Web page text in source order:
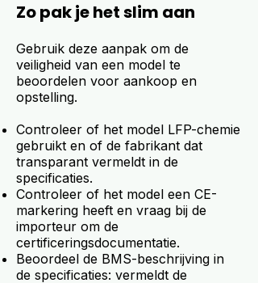
Zo pak je het slim aan
Gebruik deze aanpak om de
veiligheid van een model te
beoordelen voor aankoop en
opstelling.
Controleer of het model LFP-chemie
gebruikt en of de fabrikant dat
transparant vermeldt in de
specificaties.
Controleer of het model een CE-
markering heeft en vraag bij de
importeur om de
certificeringsdocumentatie.
Beoordeel de BMS-beschrijving in
de specificaties: vermeldt de